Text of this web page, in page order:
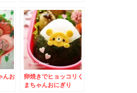
んお
卵焼きでヒョッコリく
まちゃんおにぎり